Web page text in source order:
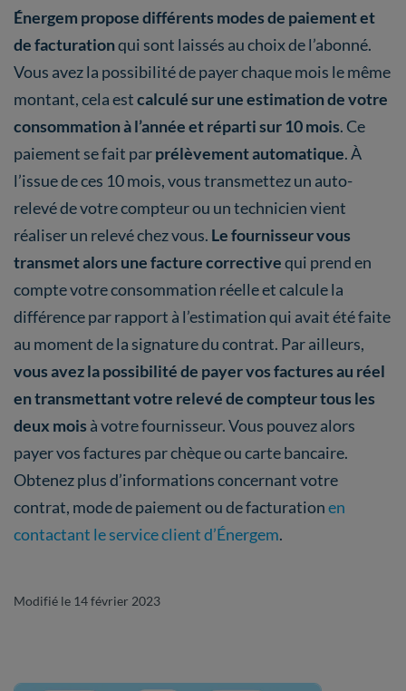
Énergem propose différents modes de paiement et
de facturationqui sont laissés au choix de l’abonné.
Vous avez la possibilité de payer chaque mois le même
montant, cela estcalculé sur une estimation de votre
consommation à l’année et réparti sur 10 mois. Ce
paiement se fait parprélèvement automatique. À
l’issue de ces 10 mois, vous transmettez un auto-
relevé de votre compteur ou un technicien vient
réaliser un relevé chez vous. Le fournisseur vous
transmet alors une facture correctivequi prend en
compte votre consommation réelle et calcule la
différence par rapport à l’estimation qui avait été faite
au moment de la signature du contrat. Par ailleurs,
vous avez la possibilité de payer vos factures au réel
en transmettant votre relevé de compteur tous les
deux mois à votre fournisseur. Vous pouvez alors
payer vos factures par chèque ou carte bancaire.
Obtenez plus d’informations concernant votre
contrat, mode de paiement ou de facturationen
contactant le service client d’Énergem.
Modifié le 14 février 2023